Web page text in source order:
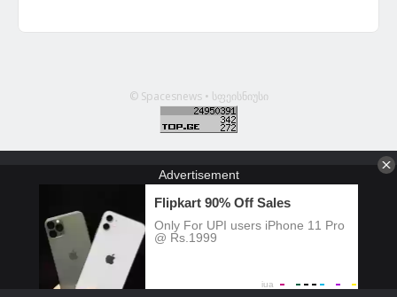
© Spacesnews • სფეისნიუსი